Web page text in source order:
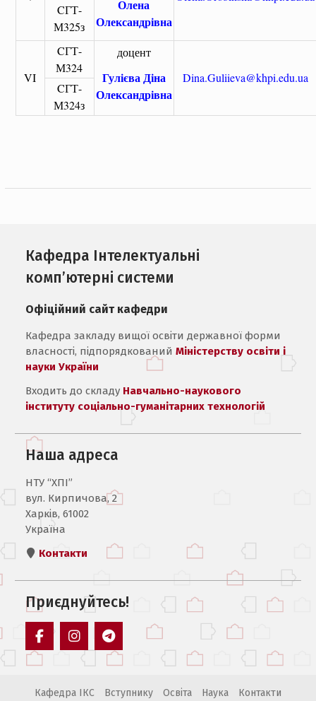
Олена
Олександрівна
CГТ-
М325з
VI
CГТ-
М324
доцент
Гулієва Діна
Олександрівна
Dina.Guliieva@khpi.edu.ua
CГТ-
М324з
Кафедра Інтелектуальні
комп’ютерні системи
Офіційний сайт кафедри
Кафедра закладу вищої освіти державної форми
власності, підпорядкованийМіністерству освіти і
науки України
Входить до складу Навчально-наукового
інституту соціально-гуманітарних технологій
Наша адреса
НТУ “ХПІ”
вул. Кирпичова, 2
Харків, 61002
Україна
Контакти
Приєднуйтесь!
Пункт
Пункт
Пункт
Кафедра ІКС Вступнику Освіта Наука Контакти